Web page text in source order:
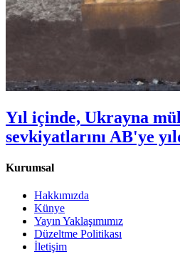
Yıl içinde, Ukrayna
sevkiyatlarını AB'ye
Kurumsal
Hakkımızda
Künye
Yayın Yaklaşımımız
Düzeltme Politikası
İletişim